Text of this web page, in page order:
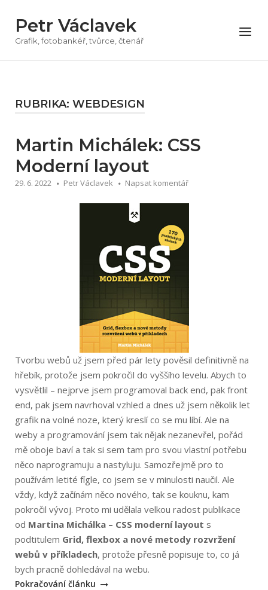
obsah
Petr Václavek
Grafik, fotobankéř, tvůrce, čtenář
Menu
RUBRIKA: WEBDESIGN
Martin Michálek: CSS
Moderní layout
29. 6. 2022 Petr Václavek Napsat komentář
Tvorbu webů už jsem před pár lety pověsil definitivně na
hřebík, protože jsem pokročil do vyššího levelu. Abych to
vysvětlil – nejprve jsem programoval back end, pak front
end, pak jsem navrhoval vzhled a dnes už jsem několik let
grafik na volné noze, který kreslí co se mu líbí. Ale na
weby a programování jsem tak nějak nezanevřel, pořád
mě oboje baví a tak si sem tam pro svou vlastní potřebu
něco naprogramuju a nastyluju. Samozřejmě pro to
používám letité fígle, co jsem se v minulosti naučil. Ale
vždy, když začínám něco nového, tak se kouknu, kam
pokročil vývoj. Proto mi udělala velkou radost publikace
od Martina Michálka – CSS moderní layout s
podtitulem Grid, flexbox a nové metody rozvržení
webů v příkladech, protože přesně popisuje to, co já
bych pracně dohledával na webu.
Pokračování článku